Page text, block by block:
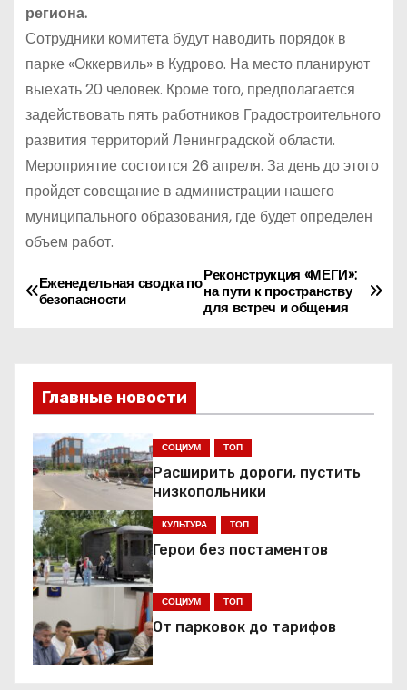
региона.
Сотрудники комитета будут наводить порядок в
парке «Оккервиль» в Кудрово. На место планируют
выехать 20 человек. Кроме того, предполагается
задействовать пять работников Градостроительного
развития территорий Ленинградской области.
Мероприятие состоится 26 апреля. За день до этого
пройдет совещание в администрации нашего
муниципального образования, где будет определен
объем работ.
Н
г
а
ц
и
я
п
о
Реконструкция «МЕГИ»:
на пути к пространству
для встреч и общения
Еженедельная сводка по
безопасности
Главные новости
СОЦИУМ ТОП
Расширить дороги, пустить
низкопольники
КУЛЬТУРА ТОП
Герои без постаментов
СОЦИУМ ТОП
От парковок до тарифов